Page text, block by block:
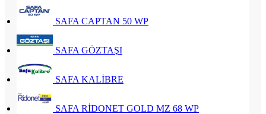
SAFA CAPTAN 50 WP
SAFA GÖZTAŞI
SAFA KALİBRE
SAFA RİDONET GOLD MZ 68 WP